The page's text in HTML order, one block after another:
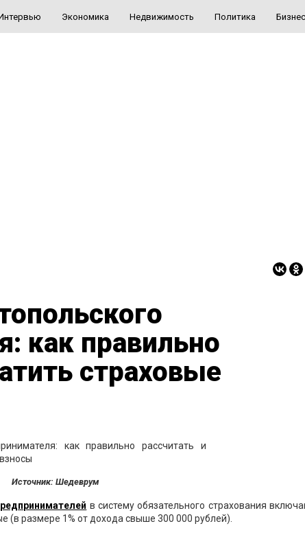
Экономика Недвижимость Политика Бизнес
как правильно
страховые
Источник: Шедеврум
в систему обязательного страхования
размере 1% от дохода свыше 300 000 рублей).